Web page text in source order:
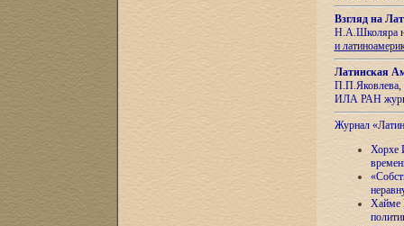
Взгляд на
Н.А.Школяра
и
Латинская
П.П.Яковлева,
ИЛА РАН
Журнал
Хорхе
Хайме